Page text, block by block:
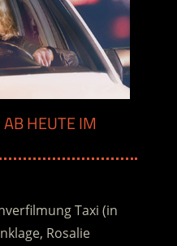
HEUTE IM
Taxi (in
Rosalie